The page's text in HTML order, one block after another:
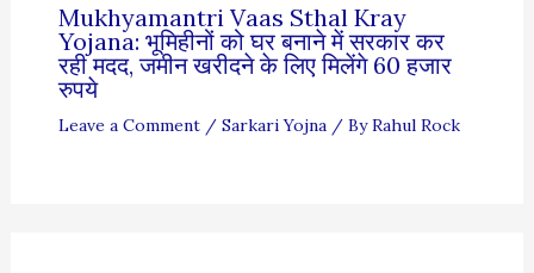
Mukhyamantri Vaas Sthal Kray
Yojana: भूमिहीनों को घर बनाने में सरकार कर
रही मदद, जमीन खरीदने के लिए मिलेंगे 60 हजार
रुपये
Leave a Comment / Sarkari Yojna/ ByRahul Rock